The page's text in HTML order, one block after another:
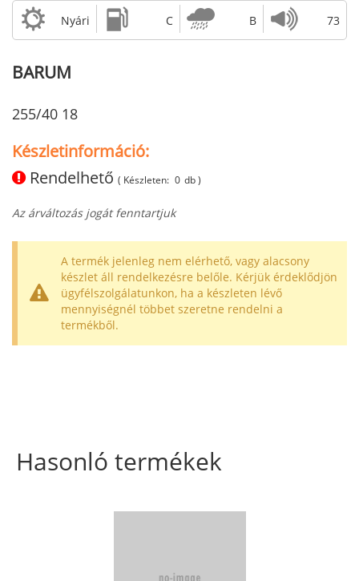
Nyári C B 73
BARUM
255/40 18
Készletinformáció:
Rendelhető ( Készleten: 0 db )
Az árváltozás jogát fenntartjuk
A termék jelenleg nem elérhető, vagy alacsony
készlet áll rendelkezésre belőle. Kérjük érdeklődjön
ügyfélszolgálatunkon, ha a készleten lévő
mennyiségnél többet szeretne rendelni a
termékből.
Hasonló termékek